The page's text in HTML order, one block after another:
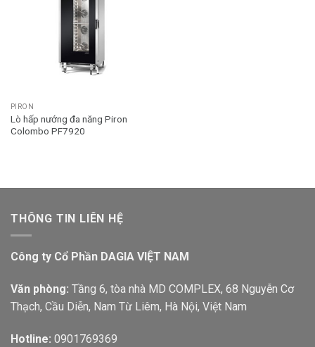
PIRON
Lò hấp nướng đa năng Piron
Colombo PF7920
THÔNG TIN LIÊN HỆ
Công ty Cổ Phần DAGIA VIỆT NAM
Văn phòng: Tầng 6, tòa nhà MD COMPLEX, 68 Nguyễn Cơ
Thạch, Cầu Diễn, Nam Từ Liêm, Hà Nội, Việt Nam
Hotline: 0901769369